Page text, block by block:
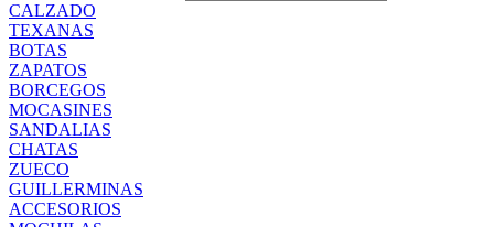
CALZADO
TEXANAS
BOTAS
ZAPATOS
BORCEGOS
MOCASINES
SANDALIAS
CHATAS
ZUECO
GUILLERMINAS
ACCESORIOS